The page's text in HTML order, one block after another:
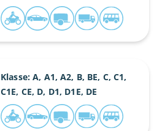
Klasse: A, A1, A2, B, BE, C, C1,
C1E, CE, D, D1, D1E, DE